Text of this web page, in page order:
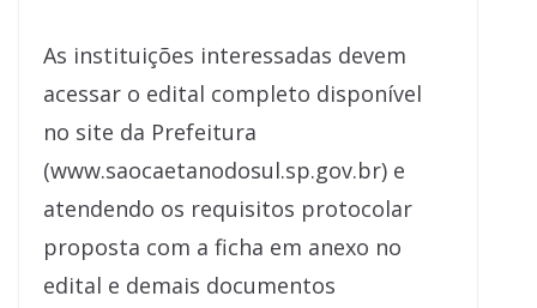
As instituições interessadas devem
acessar o edital completo disponível
no site da Prefeitura
(www.saocaetanodosul.sp.gov.br) e
atendendo os requisitos protocolar
proposta com a ficha em anexo no
edital e demais documentos